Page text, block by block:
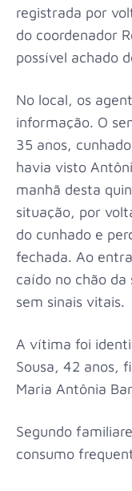
registrada por
do coordenador
possível achado
No local, os
informação. O
35 anos,
havia visto
manhã desta
situação, por
do cunhado e
fechada. Ao
caído no chão da
sem sinais vitais.
A vítima foi
Sousa, 42 anos,
Maria Antônia
Segundo
consumo